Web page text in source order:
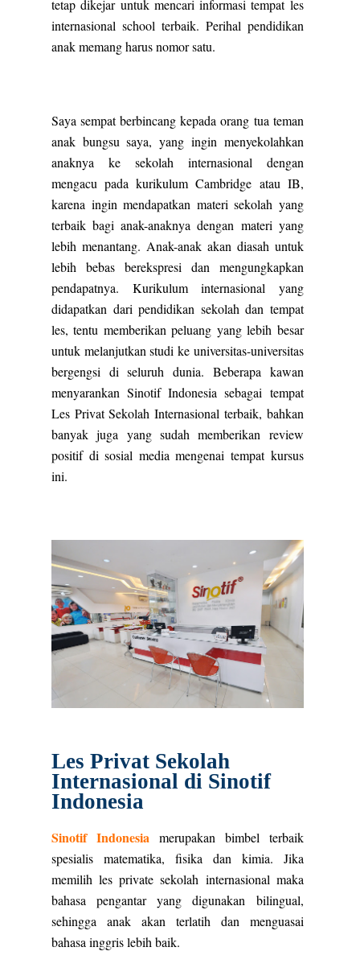
tetap dikejar untuk mencari informasi tempat les
internasional school terbaik. Perihal pendidikan
anak memang harus nomor satu.
Saya sempat berbincang kepada orang tua teman
anak bungsu saya, yang ingin menyekolahkan
anaknya ke sekolah internasional dengan
mengacu pada kurikulum Cambridge atau IB,
karena ingin mendapatkan materi sekolah yang
terbaik bagi anak-anaknya dengan materi yang
lebih menantang. Anak-anak akan diasah untuk
lebih bebas berekspresi dan mengungkapkan
pendapatnya. Kurikulum internasional yang
didapatkan dari pendidikan sekolah dan tempat
les, tentu memberikan peluang yang lebih besar
untuk melanjutkan studi ke universitas-universitas
bergengsi di seluruh dunia. Beberapa kawan
menyarankan Sinotif Indonesia sebagai tempat
Les Privat Sekolah Internasional terbaik, bahkan
banyak juga yang sudah memberikan review
positif di sosial media mengenai tempat kursus
ini.
Les Privat Sekolah
Internasional di Sinotif
Indonesia
Sinotif Indonesia merupakan bimbel terbaik
spesialis matematika, fisika dan kimia. Jika
memilih les private sekolah internasional maka
bahasa pengantar yang digunakan bilingual,
sehingga anak akan terlatih dan menguasai
bahasa inggris lebih baik.